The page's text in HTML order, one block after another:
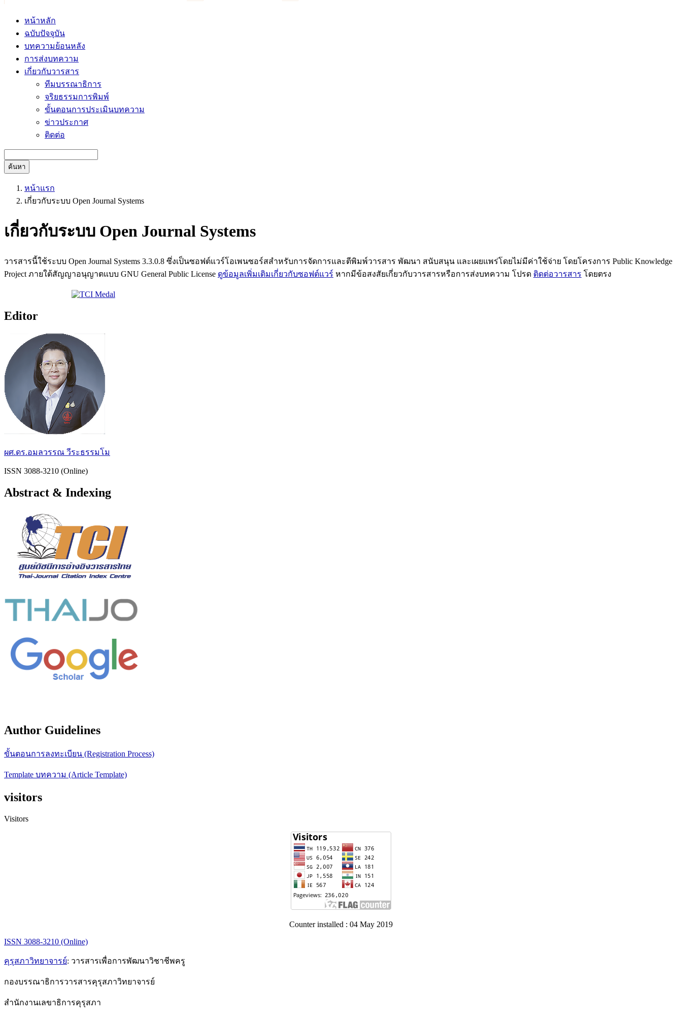
หน้าหลัก
ฉบับปัจจุบัน
บทความย้อนหลัง
การส่งบทความ
เกี่ยวกับวารสาร
ทีมบรรณาธิการ
จริยธรรมการพิมพ์
ขั้นตอนการประเมินบทความ
ข่าวประกาศ
ติดต่อ
ค้นหา
หน้าแรก
เกี่ยวกับระบบ Open Journal Systems
เกี่ยวกับระบบ Open Journal Systems
วารสารนี้ใช้ระบบ Open Journal Systems 3.3.0.8 ซึ่งเป็นซอฟต์แวร์โอเพนซอร์สสำหรับการจัดการและตีพิมพ์วารสาร พัฒนา สนับสนุน และเผยแพร่โดยไม่มีค่าใช้จ่าย โดยโครงการ Public Knowledge
Project ภายใต้สัญญาอนุญาตแบบ GNU General Public License ดูข้อมูลเพิ่มเติมเกี่ยวกับซอฟต์แวร์ หากมีข้อสงสัยเกี่ยวกับวารสารหรือการส่งบทความ โปรด ติดต่อวารสาร โดยตรง
Editor
ผศ.ดร.อมลวรรณ วีระธรรมโม
ISSN 3088-3210 (Online)
Abstract & Indexing
Author Guidelines
ขั้นตอนการลงทะเบียน (Registration Process)
Template บทความ (Article Template)
visitors
Visitors
Counter installed : 04 May 2019
ISSN 3088-3210 (Online)
คุรุสภาวิทยาจารย์: วารสารเพื่อการพัฒนาวิชาชีพครู
กองบรรณาธิการวารสารคุรุสภาวิทยาจารย์
สำนักงานเลขาธิการคุรุสภา